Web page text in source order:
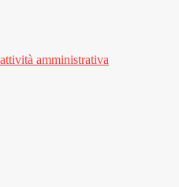
amministrativa